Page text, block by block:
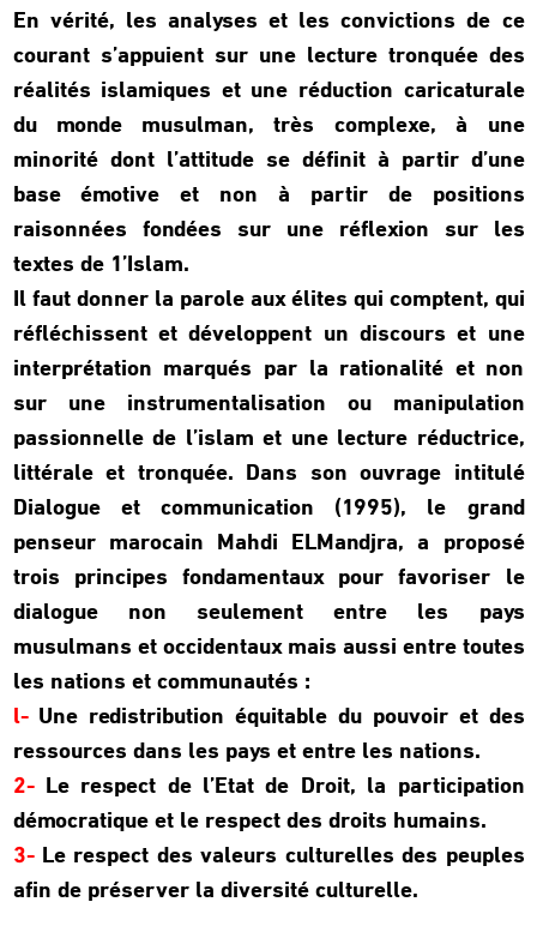
En vérité, les analyses et les convictions de ce
courant s’appuient sur une lecture tronquée des
réalités islamiques et une réduction caricaturale
du monde musulman, très complexe, à une
minorité dont l’attitude se définit à partir d’une
base émotive et non à partir de positions
raisonnées fondées sur une réflexion sur les
textes de 1’Islam.
Il faut donner la parole aux élites qui comptent, qui
réfléchissent et développent un discours et une
interprétation marqués par la rationalité et non
sur une instrumentalisation ou manipulation
passionnelle de l’islam et une lecture réductrice,
littérale et tronquée. Dans son ouvrage intitulé
Dialogue et communication (1995), le grand
penseur marocain Mahdi ELMandjra, a proposé
trois principes fondamentaux pour favoriser le
dialogue non seulement entre les pays
musulmans et occidentaux mais aussi entre toutes
les nations et communautés :
l-Une redistribution équitable du pouvoir et des
ressources dans les pays et entre les nations.
2-Le respect de l’Etat de Droit, la participation
démocratique et le respect des droits humains.
3-Le respect des valeurs culturelles des peuples
afin de préserver la diversité culturelle.